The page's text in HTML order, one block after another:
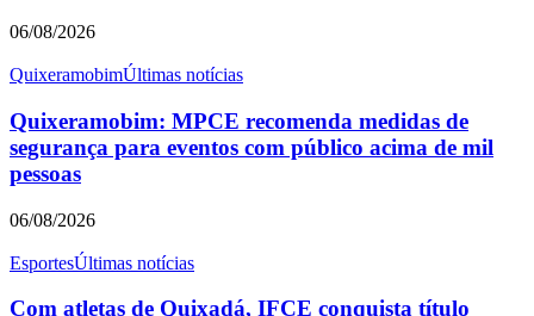
06/08/2026
QuixeramobimÚltimas notícias
Quixeramobim: MPCE recomenda medidas de
segurança para eventos com público acima de mil
pessoas
06/08/2026
EsportesÚltimas notícias
Com atletas de Quixadá, IFCE conquista título